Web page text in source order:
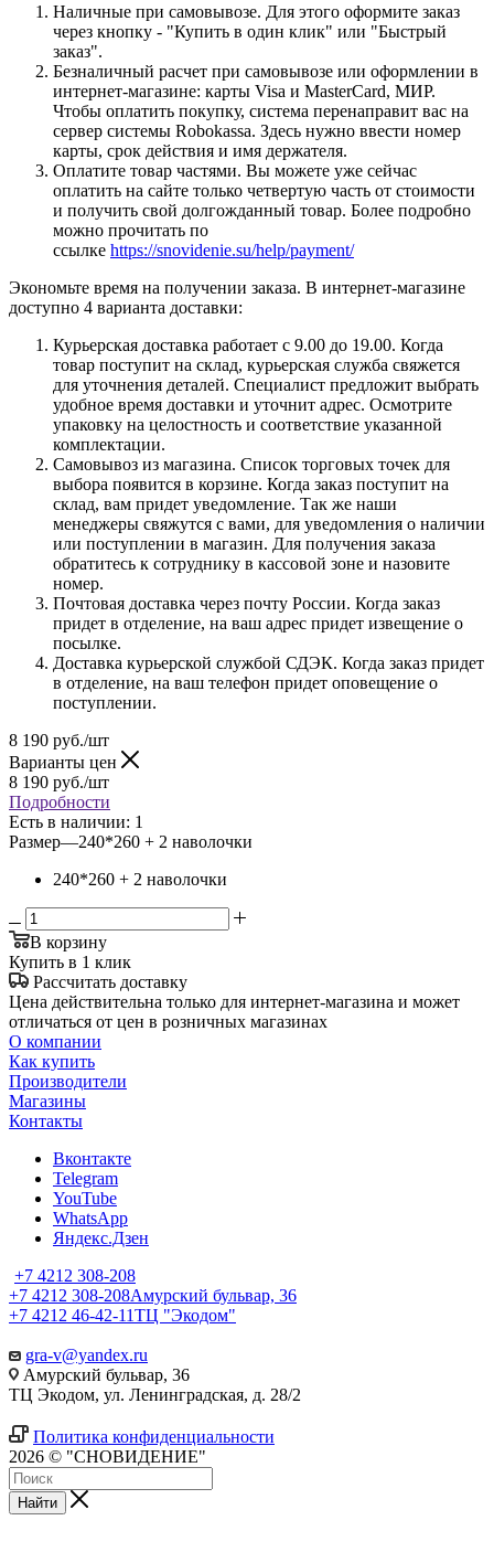
Наличные при самовывозе. Для этого оформите заказ
через кнопку - "Купить в один клик" или "Быстрый
заказ".
Безналичный расчет при самовывозе или оформлении в
интернет-магазине: карты Visa и MasterCard, МИР.
Чтобы оплатить покупку, система перенаправит вас на
сервер системы Robokassa. Здесь нужно ввести номер
карты, срок действия и имя держателя.
Оплатите товар частями. Вы можете уже сейчас
оплатить на сайте только четвертую часть от стоимости
и получить свой долгожданный товар. Более подробно
можно прочитать по
ссылке https://snovidenie.su/help/payment/
Экономьте время на получении заказа. В интернет-магазине
доступно 4 варианта доставки:
Курьерская доставка работает с 9.00 до 19.00. Когда
товар поступит на склад, курьерская служба свяжется
для уточнения деталей. Специалист предложит выбрать
удобное время доставки и уточнит адрес. Осмотрите
упаковку на целостность и соответствие указанной
комплектации.
Самовывоз из магазина. Список торговых точек для
выбора появится в корзине. Когда заказ поступит на
склад, вам придет уведомление. Так же наши
менеджеры свяжутся с вами, для уведомления о наличии
или поступлении в магазин. Для получения заказа
обратитесь к сотруднику в кассовой зоне и назовите
номер.
Почтовая доставка через почту России. Когда заказ
придет в отделение, на ваш адрес придет извещение о
посылке.
Доставка курьерской службой СДЭК. Когда заказ придет
в отделение, на ваш телефон придет оповещение о
поступлении.
8 190 руб./шт
Варианты цен
8 190 руб./шт
Подробности
Есть в наличии: 1
Размер—240*260 + 2 наволочки
240*260 + 2 наволочки
В корзину
Купить в 1 клик
Рассчитать доставку
Цена действительна только для интернет-магазина и может
отличаться от цен в розничных магазинах
О компании
Как купить
Производители
Магазины
Контакты
Вконтакте
Telegram
YouTube
WhatsApp
Яндекс.Дзен
+7 4212 308-208
+7 4212 308-208Амурский бульвар, 36
+7 4212 46-42-11ТЦ "Экодом"
gra-v@yandex.ru
Амурский бульвар, 36
ТЦ Экодом, ул. Ленинградская, д. 28/2
Политика конфиденциальности
2026 © "СНОВИДЕНИЕ"
Найти